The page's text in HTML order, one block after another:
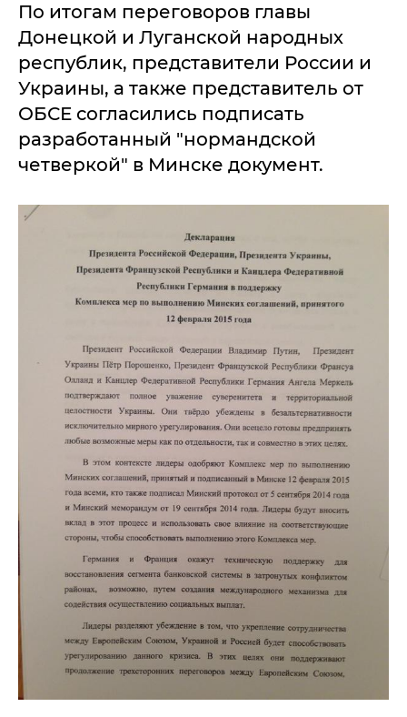
По итогам переговоров главы
Донецкой и Луганской народных
республик, представители России и
Украины, а также представитель от
ОБСЕ согласились подписать
разработанный "нормандской
четверкой" в Минске документ.